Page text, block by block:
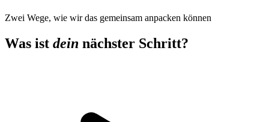
Zwei Wege, wie wir das gemeinsam anpacken können
Was ist dein nächster Schritt?